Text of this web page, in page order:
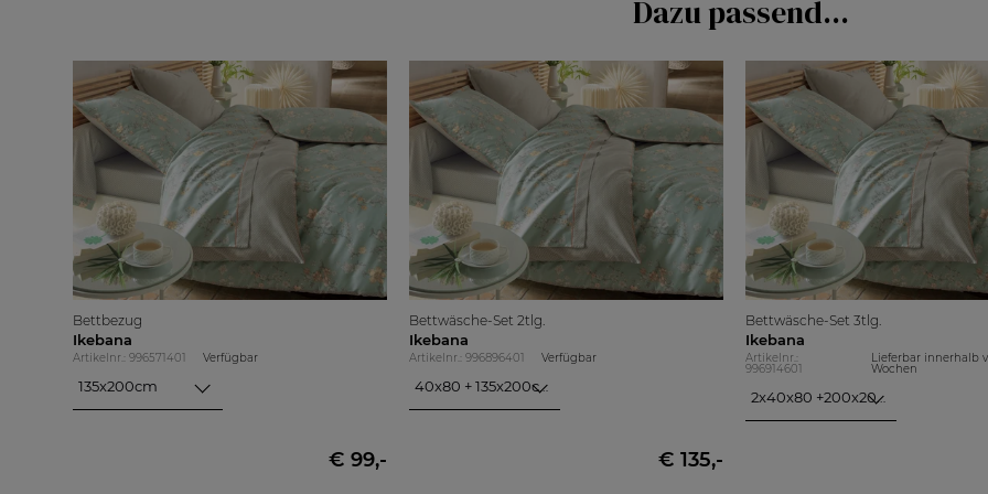
Dazu passend...
Bettbezug
Ikebana
Artikelnr.: 996571401 Verfügbar
135x200cm
€ 99,-
Bettwäsche-Set 2tlg.
Ikebana
Artikelnr.: 996896401 Verfügbar
40x80 + 135x200cm
€ 135,-
Bettwäsche-Set 3tlg.
Ikebana
Artikelnr.:
996914601
Lieferbar innerhalb
Wochen
2x40x80 +200x200cm